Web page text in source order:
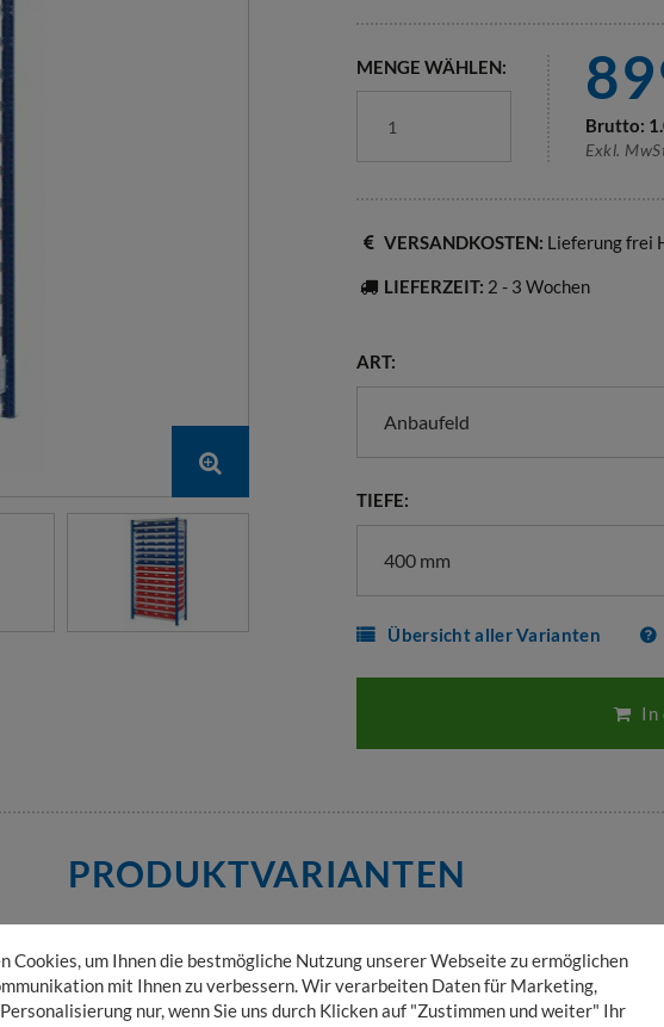
MENGE WÄHLEN:
Brutto:
Exkl.
VERSANDKOSTEN: Lieferung frei
LIEFERZEIT: 2 - 3 Wochen
ART:
Anbaufeld
TIEFE:
400 mm
Übersicht aller Varianten
In
PRODUKTVARIANTEN
,Tiefe 400 mm
Cookies, um Ihnen die bestmögliche Nutzung unserer Webseite zu ermöglichen
mit Ihnen zu verbessern. Wir verarbeiten Daten für Marketing,
nur, wenn Sie uns durch Klicken auf "Zustimmen und weiter" Ihr